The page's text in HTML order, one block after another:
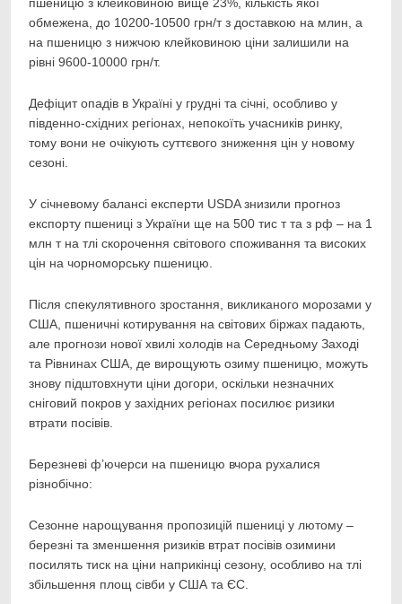
пшеницю з клейковиною вище 23%, кількість якої
обмежена, до 10200-10500 грн/т з доставкою на млин, а
на пшеницю з нижчою клейковиною ціни залишили на
рівні 9600-10000 грн/т.
Дефіцит опадів в Україні у грудні та січні, особливо у
південно-східних регіонах, непокоїть учасників ринку,
тому вони не очікують суттєвого зниження цін у новому
сезоні.
У січневому балансі експерти USDA знизили прогноз
експорту пшениці з України ще на 500 тис т та з рф – на 1
млн т на тлі скорочення світового споживання та високих
цін на чорноморську пшеницю.
Після спекулятивного зростання, викликаного морозами у
США, пшеничні котирування на світових біржах падають,
але прогнози нової хвилі холодів на Середньому Заході
та Рівнинах США, де вирощують озиму пшеницю, можуть
знову підштовхнути ціни догори, оскільки незначних
сніговий покров у західних регіонах посилює ризики
втрати посівів.
Березневі ф’ючерси на пшеницю вчора рухалися
різнобічно:
Сезонне нарощування пропозицій пшениці у лютому –
березні та зменшення ризиків втрат посівів озимини
посилять тиск на ціни наприкінці сезону, особливо на тлі
збільшення площ сівби у США та ЄС.